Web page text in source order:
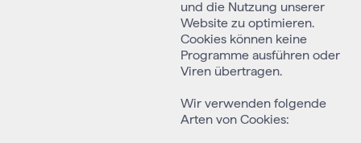
und die Nutzung unserer
Website zu optimieren.
Cookies können keine
Programme ausführen oder
Viren übertragen.
Wir verwenden folgende
Arten von Cookies: